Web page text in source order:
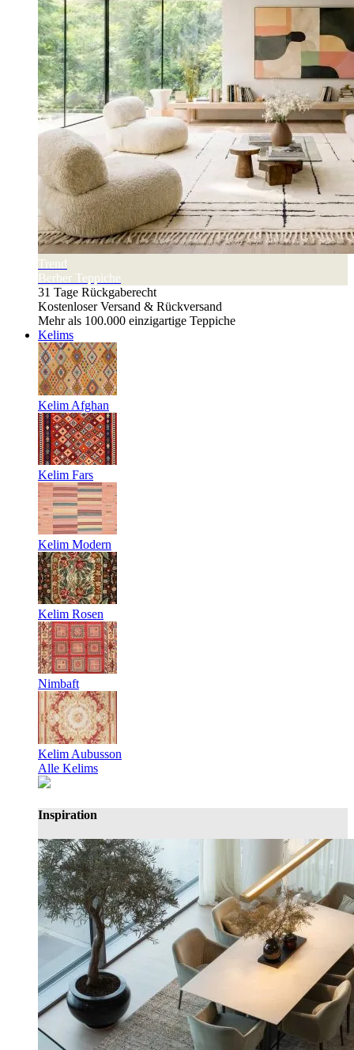
Trend
Berber Teppiche
31 Tage Rückgaberecht
Kostenloser Versand & Rückversand
Mehr als 100.000 einzigartige Teppiche
Kelims
Kelim Afghan
Kelim Fars
Kelim Modern
Kelim Rosen
Nimbaft
Kelim Aubusson
Alle Kelims
Inspiration